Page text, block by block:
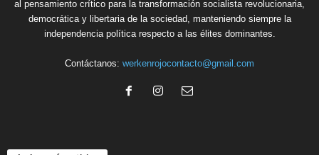
al pensamiento crítico para la transformación socialista revolucionaria,
democrática y libertaria de la sociedad, manteniendo siempre la
independencia política respecto a las élites dominantes.
Contáctanos: werkenrojocontacto@gmail.com